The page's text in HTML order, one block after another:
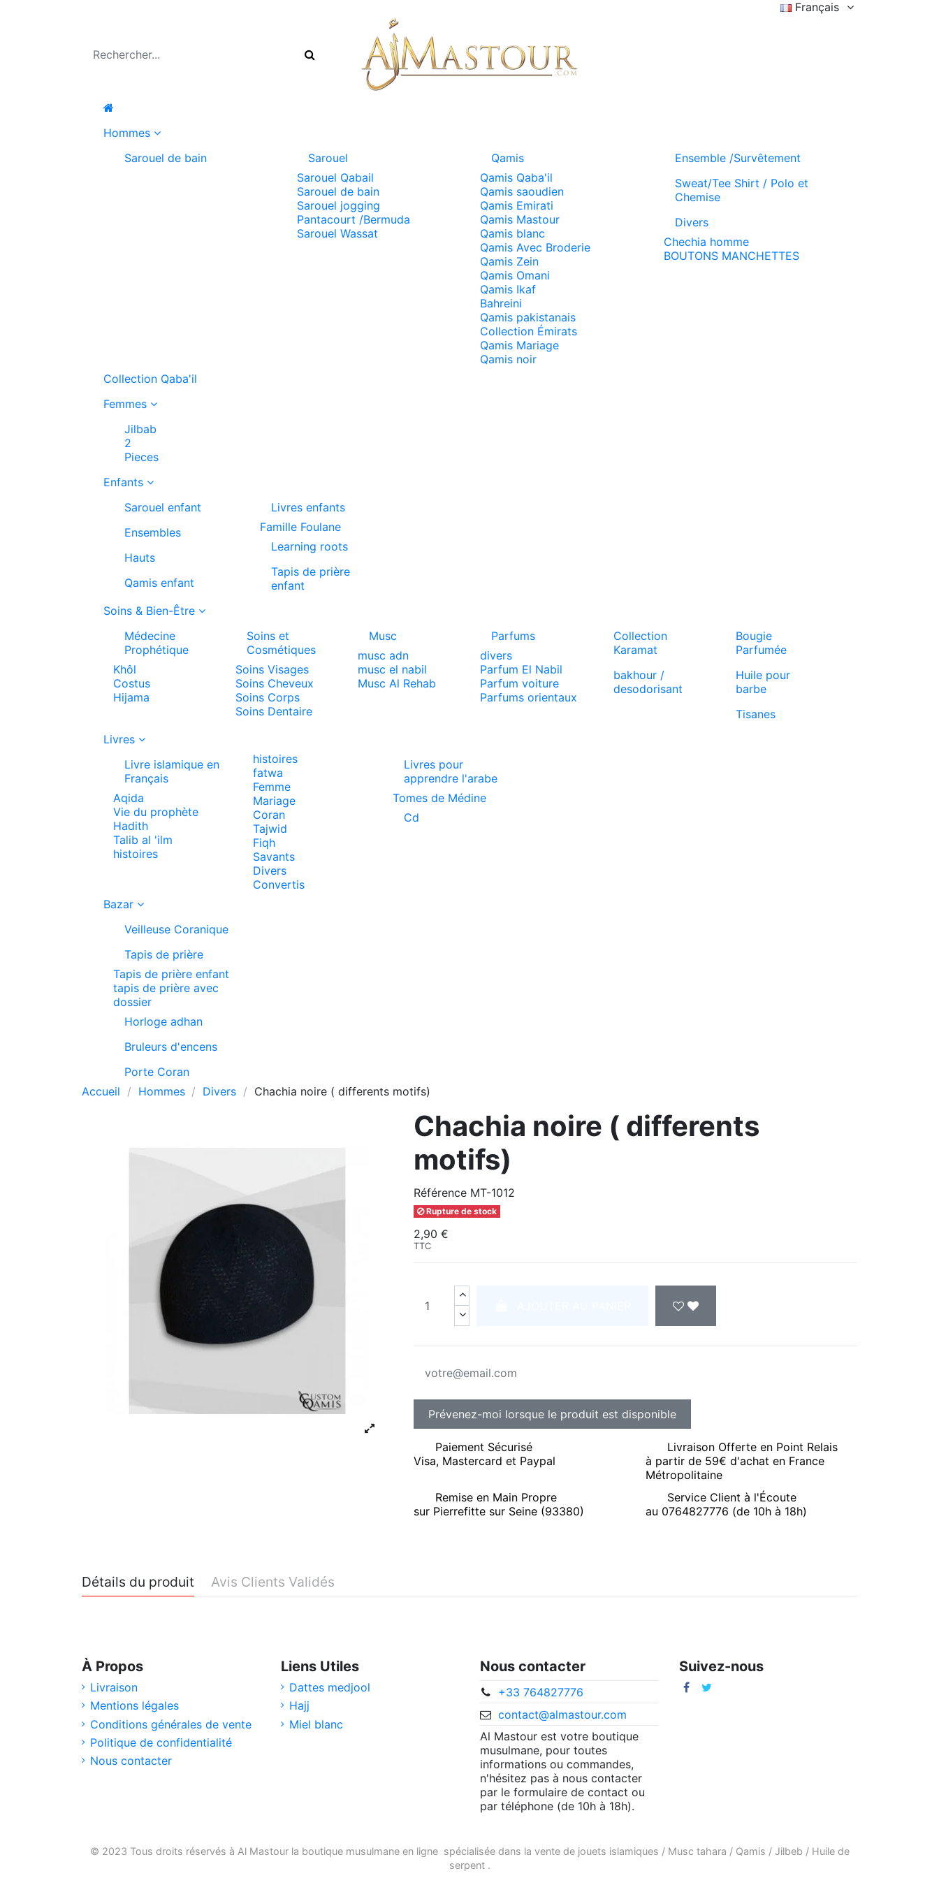
Français
Hommes
Sarouel de bain
Sarouel
Sarouel Qabail
Sarouel de bain
Sarouel jogging
Pantacourt /Bermuda
Sarouel Wassat
Qamis
Qamis Qaba'il
Qamis saoudien
Qamis Emirati
Qamis Mastour
Qamis blanc
Qamis Avec Broderie
Qamis Zein
Qamis Omani
Qamis Ikaf
Bahreini
Qamis pakistanais
Collection Émirats
Qamis Mariage
Qamis noir
Ensemble /Survêtement
Sweat/Tee Shirt / Polo et
Chemise
Divers
Chechia homme
BOUTONS MANCHETTES
Collection Qaba'il
Femmes
Jilbab
2
Pieces
Enfants
Sarouel enfant
Ensembles
Hauts
Qamis enfant
Livres enfants
Famille Foulane
Learning roots
Tapis de prière
enfant
Soins & Bien-Être
Médecine
Prophétique
Khôl
Costus
Hijama
Soins et
Cosmétiques
Soins Visages
Soins Cheveux
Soins Corps
Soins Dentaire
Musc
musc adn
musc el nabil
Musc Al Rehab
Parfums
divers
Parfum El Nabil
Parfum voiture
Parfums orientaux
Collection
Karamat
bakhour /
desodorisant
Bougie
Parfumée
Huile pour
barbe
Tisanes
Livres
Livre islamique en
Français
Aqida
Vie du prophète
Hadith
Talib al 'ilm
histoires
histoires
fatwa
Femme
Mariage
Coran
Tajwid
Fiqh
Savants
Divers
Convertis
Livres pour
apprendre l'arabe
Tomes de Médine
Cd
Bazar
Veilleuse Coranique
Tapis de prière
Tapis de prière enfant
tapis de prière avec
dossier
Horloge adhan
Bruleurs d'encens
Porte Coran
Accueil
Hommes Divers Chachia noire ( differents motifs)
Chachia noire ( differents
motifs)
Référence MT-1012
Rupture de stock
2,90 €
TTC
Paiement Sécurisé
Visa, Mastercard et Paypal
Livraison Offerte en Point Relais
à partir de 59€ d'achat en France
Métropolitaine
Remise en Main Propre
sur Pierrefitte sur Seine (93380)
Service Client à l'Écoute
au 0764827776 (de 10h à 18h)
Détails du produit Avis Clients Validés
À Propos
Livraison
Mentions légales
Conditions générales de vente
Politique de confidentialité
Nous contacter
Liens Utiles
Dattes medjool
Hajj
Miel blanc
Nous contacter
+33 764827776
contact@almastour.com
Al Mastour est votre boutique
musulmane, pour toutes
informations ou commandes,
n'hésitez pas à nous contacter
par le formulaire de contact ou
par téléphone (de 10h à 18h).
Suivez-nous
© 2023 Tous droits réservés à Al Mastour la boutique musulmane en lignespécialisée dans la vente de jouets islamiques / Musc tahara / Qamis / Jilbeb / Huile de
serpent.